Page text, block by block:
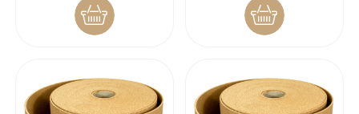
KOSZYKA KOSZYKA